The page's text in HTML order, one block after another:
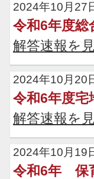
2024年10月27
令和6年度総
解答速報を
2024年10月20
令和6年度宅
解答速報を
2024年10月19
令和6年 保